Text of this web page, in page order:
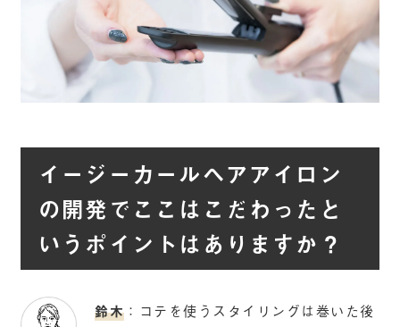
イージーカールヘアアイロン
の開発でここはこだわったと
いうポイントはありますか？
鈴木 ：コテを使うスタイリングは巻いた後